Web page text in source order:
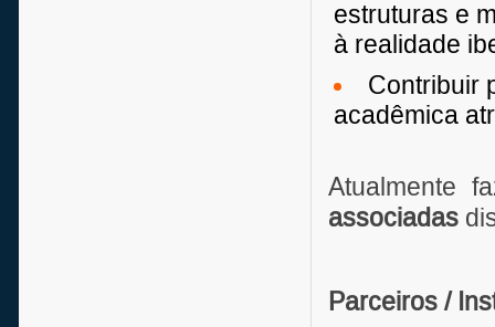
estruturas e
à realidade
Contribuir
acadêmica
Atualmente
associadas
Parceiros /